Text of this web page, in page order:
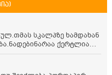
სკალპზე ხამდახან
ქერტლია
ვნახე კამზე არაა და
კამზე
ისე თოთქოს ტუავი